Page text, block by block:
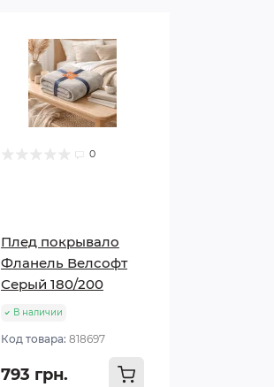
0
Плед покрывало
Фланель Велсофт
Серый 180/200
В наличии
Код товара: 818697
793 грн.